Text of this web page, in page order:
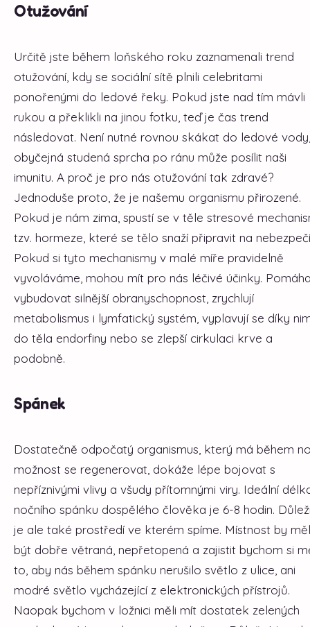
Otužování
Určitě jste během loňského roku zaznamenali trend
otužování, kdy se sociální sítě plnili celebritami
ponořenými do ledové řeky. Pokud jste nad tím mávli
rukou a překlikli na jinou fotku, teď je čas trend
následovat. Není nutné rovnou skákat do ledové
obyčejná studená sprcha po ránu může posílit naši
imunitu. A proč je pro nás otužování tak zdravé?
Jednoduše proto, že je našemu organismu přirozené.
Pokud je nám zima, spustí se v těle stresové
tzv. hormeze, které se tělo snaží připravit na
Pokud si tyto mechanismy v malé míře pravidelně
vyvoláváme, mohou mít pro nás léčivé účinky.
vybudovat silnější obranyschopnost, zrychlují
metabolismus i lymfatický systém, vyplavují se díky
do těla endorfiny nebo se zlepší cirkulaci krve a
podobně.
Spánek
Dostatečně odpočatý organismus, který má během
možnost se regenerovat, dokáže lépe bojovat s
nepříznivými vlivy a všudy přítomnými viry. Ideální
nočního spánku dospělého člověka je 6-8 hodin.
je ale také prostředí ve kterém spíme. Místnost by
být dobře větraná, nepřetopená a zajistit bychom si
to, aby nás během spánku nerušilo světlo z ulice, ani
modré světlo vycházející z elektronických přístrojů.
Naopak bychom v ložnici měli mít dostatek zelených